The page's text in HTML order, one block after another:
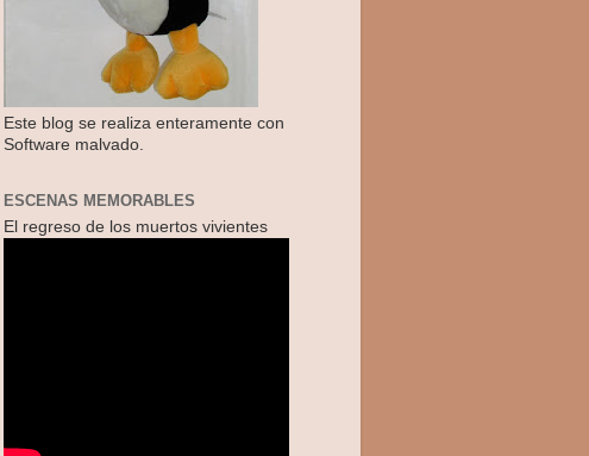
Este blog se realiza enteramente con
Software malvado.
ESCENAS MEMORABLES
El regreso de los muertos vivientes